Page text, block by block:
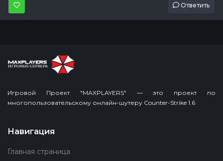
Ответить
Игровой Проект "MAXPLAYERS" — это проект по
многопользовательскому онлайн-шутеру Counter-Strike 1.6
Навигация
Главная страница